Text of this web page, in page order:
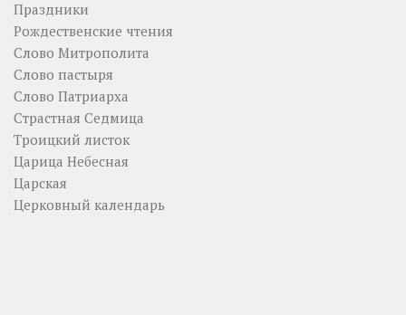
Праздники
Рождественские чтения
Слово Митрополита
Слово пастыря
Слово Патриарха
Страстная Седмица
Троицкий листок
Царица Небесная
Царская
Церковный календарь